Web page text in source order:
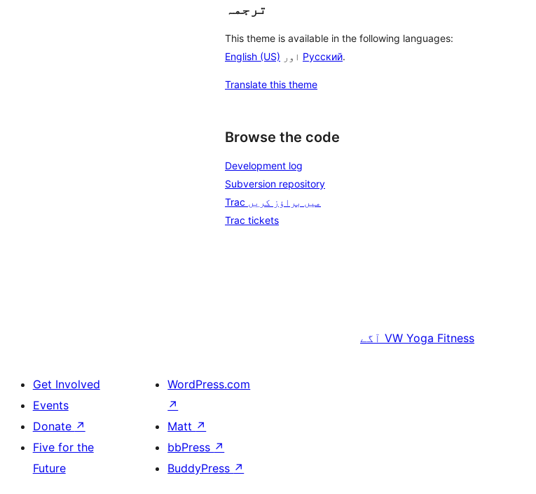
ترجمہ
This theme is available in the following languages:
English (US)
Русский.
Translate this theme
Browse the code
Development log
Subversion repository
Trac میں براؤز کریں
Trac tickets
آگے VW Yoga Fitness
Get Involved
Events
Donate ↗
Five for the
Future
WordPress.com
↗
Matt ↗
bbPress ↗
BuddyPress ↗